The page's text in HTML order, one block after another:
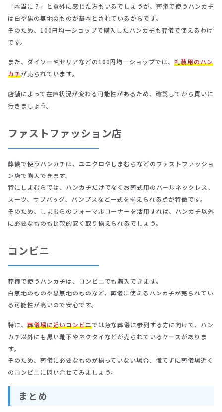
「本当に？」と意外に感じた方もいるでしょうが、葬儀で使うハンカチ
は白や黒の無地のものが基本とされているからです。
そのため、100円均一ショップで購入したハンカチも葬儀で使えるわけ
です。
また、ダイソーやセリアなどの100円均一ショップでは、 礼装用のハン
カチが売られています。
店舗によって在庫状況が変わる可能性があるため、確認してから買いに
行きましょう。
ファストファッション店
葬儀で使うハンカチは、ユニクロやしまむらなどのファストファッショ
ン店で購入できます。
特にしまむらでは、ハンカチだけでなくお葬式用のパールネックレス、
スーツ、サブバッグ、パンプスなど一式を揃えられる点が特徴です。
そのため、しまむらのフォーマルコーナーを活用すれば、ハンカチ以外
に必要なものも比較的安く取り揃えられるでしょう。
コンビニ
葬儀で使うハンカチは、コンビニでも購入できます。
白無地のものや黒無地のものなど、葬儀に使えるハンカチが売られてい
る可能性が高いので安心です。
特に、 葬儀場に近いコンビニでは急な葬儀に参列する方に向けて、ハン
カチ以外にも黒い靴下やネクタイなどが売られているケースがありま
す。
そのため、葬儀に必要なものが揃っていない場合、慌てずに葬儀場近く
のコンビニに問い合せてみましょう。
まとめ